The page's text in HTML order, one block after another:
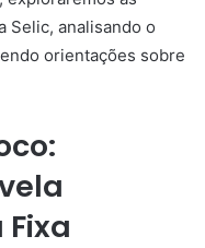
Selic, analisando o
orientações sobre